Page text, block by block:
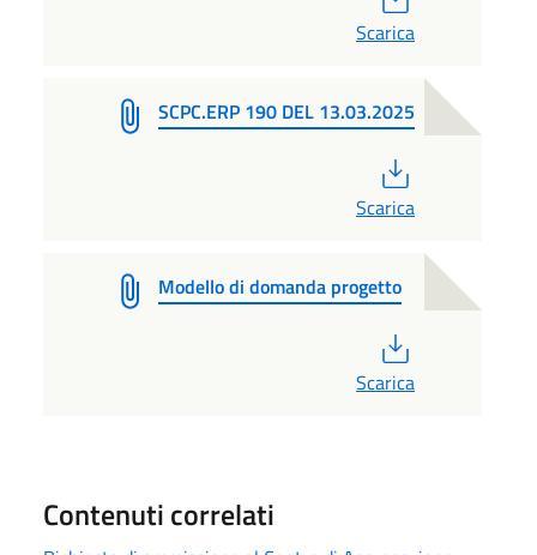
Scarica
SCPC.ERP 190 DEL 13.03.2025
Scarica
Modello di domanda progetto
Scarica
Contenuti correlati